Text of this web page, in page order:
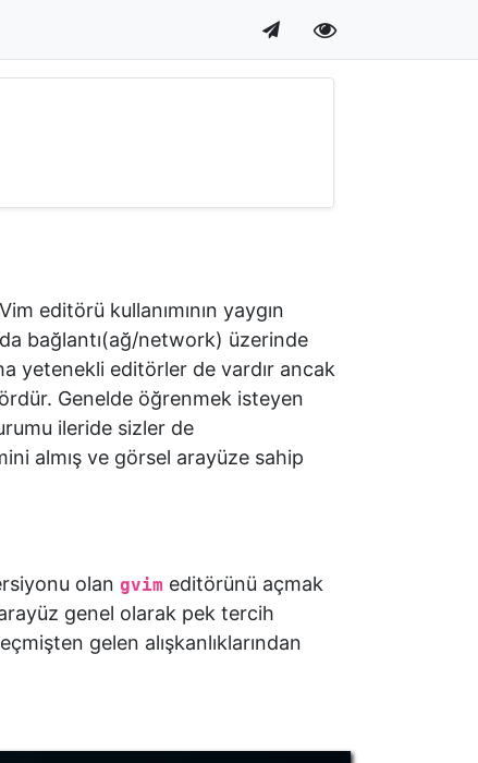
editörü kullanımının yaygın
bağlantı(ağ/network) üzerinde
yetenekli editörler de vardır ancak
Genelde öğrenmek isteyen
ileride sizler de
almış ve görsel arayüze sahip
olan gvim editörünü açmak
genel olarak pek tercih
gelen alışkanlıklarından